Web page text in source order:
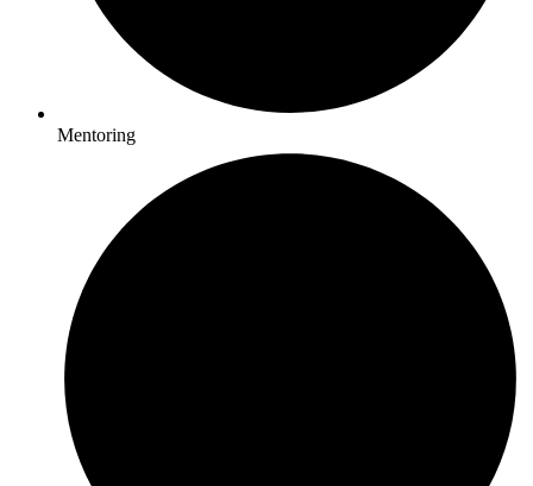
Mentoring